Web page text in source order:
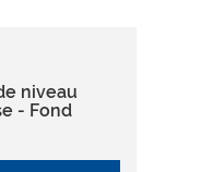
niveau
- Fond